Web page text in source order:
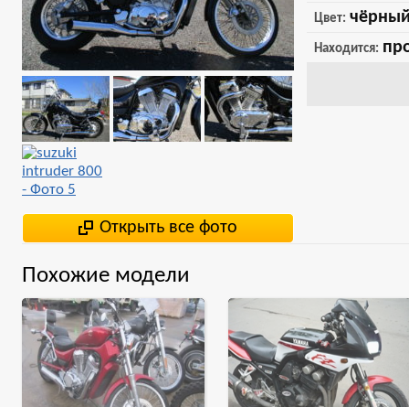
Открыть все фото
Цвет:
Находится:
Похожие модели
suzuki intruder 800 Suzuki VS 800 Intruder